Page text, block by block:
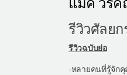
รีวิวศัลย
รีวิวฉบับย่อ
-หลายคนที่รู้จัก